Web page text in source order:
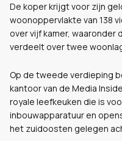
De koper krijgt voor zijn
woonoppervlakte van 138
over vijf kamer, waaronder
verdeelt over twee
Op de tweede verdieping
kantoor van de Media
royale leefkeuken die is
inbouwapparatuur en
het zuidoosten gelegen